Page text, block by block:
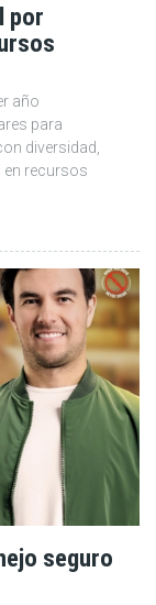
por
año
para
diversidad,
en recursos
seguro